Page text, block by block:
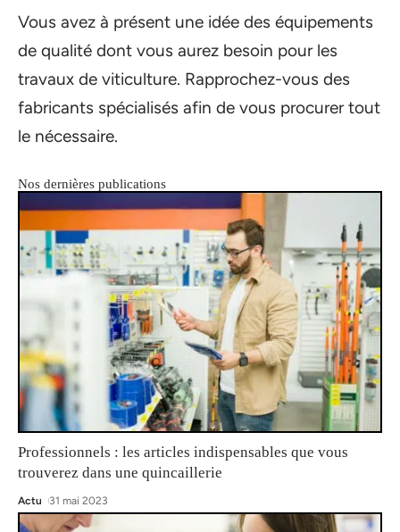
Vous avez à présent une idée des équipements
de qualité dont vous aurez besoin pour les
travaux de viticulture. Rapprochez-vous des
fabricants spécialisés afin de vous procurer tout
le nécessaire.
Nos dernières publications
Professionnels : les articles indispensables que vous
trouverez dans une quincaillerie
Actu 31 mai 2023